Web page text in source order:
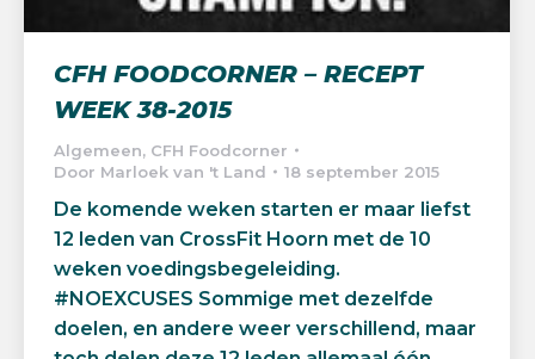
CFH FOODCORNER – RECEPT
WEEK 38-2015
Algemeen, CFH Foodcorner
Door Marloek van 't Land 18 september 2015
De komende weken starten er maar liefst
12 leden van CrossFit Hoorn met de 10
weken voedingsbegeleiding.
#NOEXCUSES Sommige met dezelfde
doelen, en andere weer verschillend, maar